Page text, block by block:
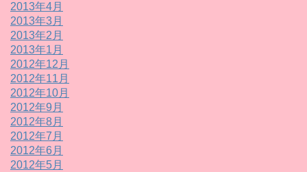
2013年4月
2013年3月
2013年2月
2013年1月
2012年12月
2012年11月
2012年10月
2012年9月
2012年8月
2012年7月
2012年6月
2012年5月